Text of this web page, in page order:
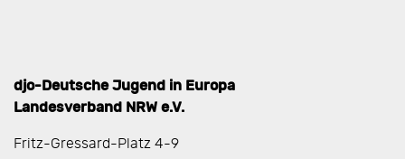
djo-Deutsche Jugend in Europa
Landesverband NRW e.V.
Fritz-Gressard-Platz 4-9